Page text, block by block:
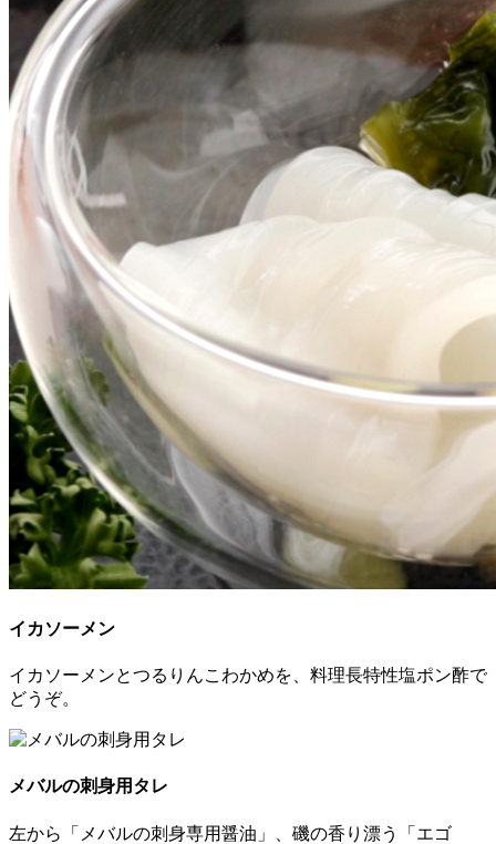
イカソーメン
イカソーメンとつるりんこわかめを、料理長特性塩ポン酢で
どうぞ。
メバルの刺身用タレ
左から「メバルの刺身専用醤油」、磯の香り漂う「エゴ